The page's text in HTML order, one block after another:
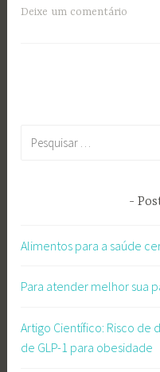
Deixe um comentário
Alimentos para a saúde
Para atender melhor sua
Artigo Científico: Risco de
de GLP-1 para obesidade